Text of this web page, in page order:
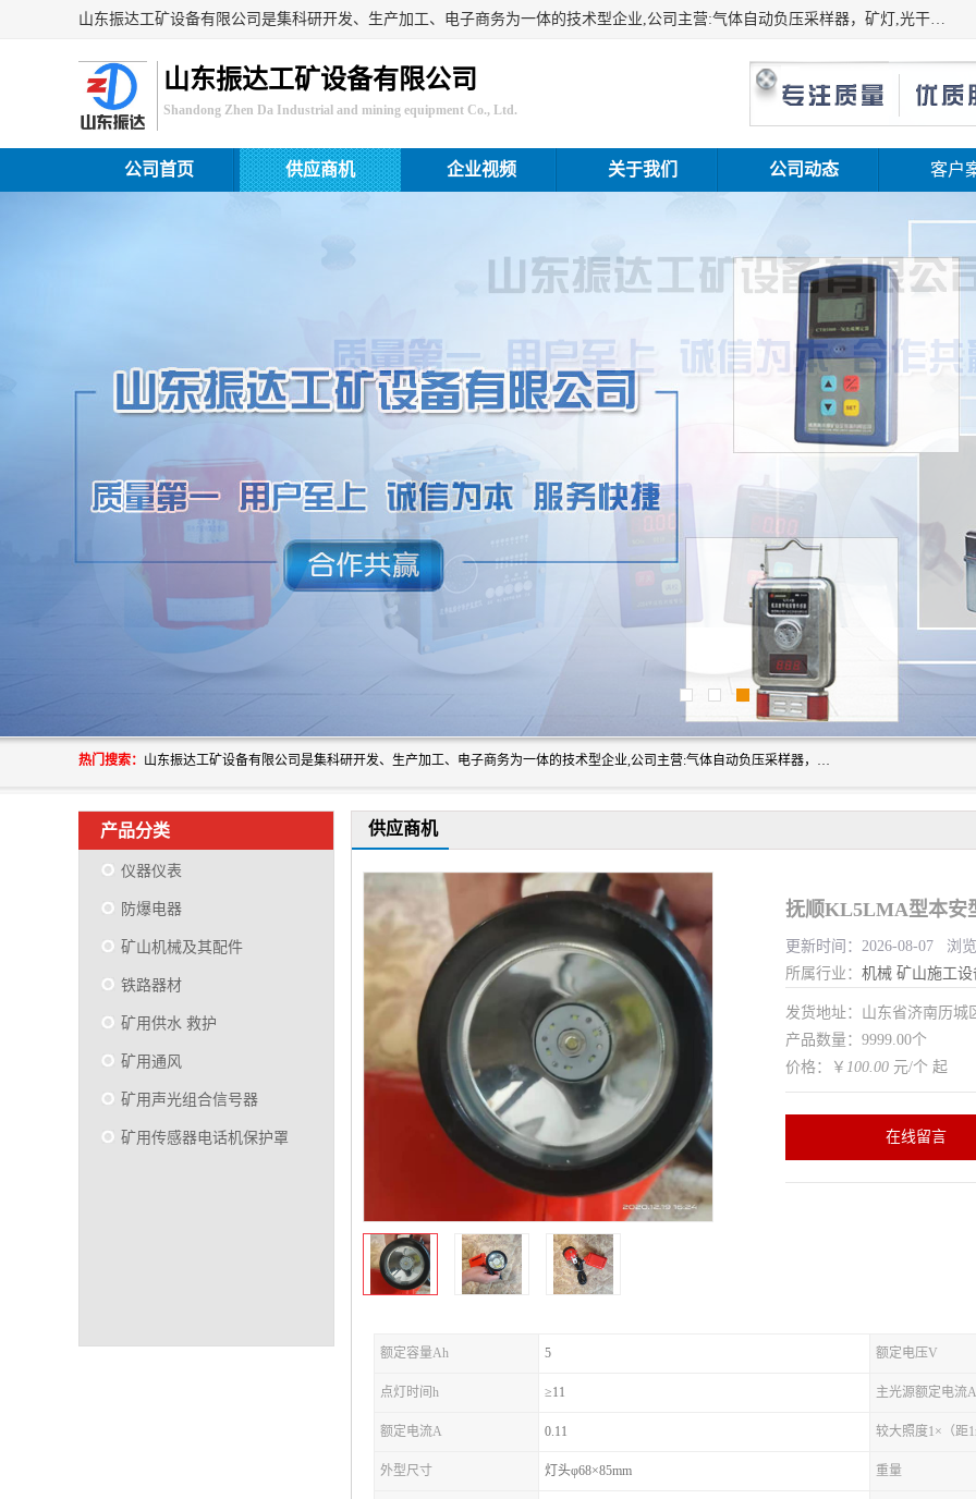
山东振达工矿设备有限公司是集科研开发、生产加工、电子商务为一体的技术型企业,公司主营:气体自动负压采样器，矿灯,光干涉甲烷测定器及其校验仪,甲烷报警仪及其校验装置,甲烷传感器校验装置,粉尘校验装置,煤尘爆炸校验装置,高压水表,三点测径规,圆型规,钢规磨耗仪,第四种检查器,内距尺,轮径尺,样板等铁路配件仪表,矿用设备等产品.
山东振达工矿设备有限公司
Shandong Zhen Da Industrial and mining equipment Co., Ltd.
公司首页 供应商机 企业视频 关于我们 公司动态 客户
热门搜索： 山东振达工矿设备有限公司是集科研开发、生产加工、电子商务为一体的技术型企业,公司主营:气体自动负压采样器，矿灯,光干涉甲烷测定器及其校验仪,甲烷报警仪及其校验装置,甲烷传感器校验装置,粉尘校验装置,煤尘爆炸校验装置,高压水表,三点测径规,圆型规,钢规磨耗仪,第四种检查器,内距尺,轮径尺,样板等铁路配件仪表,矿用设备等产品.
产品分类
仪器仪表
防爆电器
矿山机械及其配件
铁路器材
矿用供水 救护
矿用通风
矿用声光组合信号器
矿用传感器电话机保护罩
供应商机
抚顺KL5LMA型本安
更新时间：2026-08-07 浏
所属行业： 机械 矿山施工设
发货地址：山东省济南历城
产品数量：9999.00个
价格：￥ 100.00 元/个 起
在线留言
额定容量Ah 5 额定电压V
点灯时间h ≥11 主光源额定电流A
额定电流A 0.11 较大照度1×（距
外型尺寸 灯头φ68×85mm 重量